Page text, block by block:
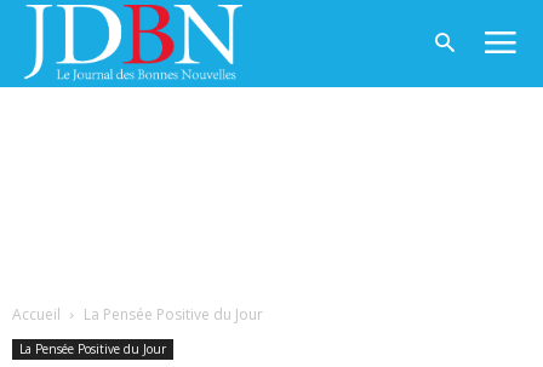
Accueil La Pensée Positive du Jour
La Pensée Positive du Jour